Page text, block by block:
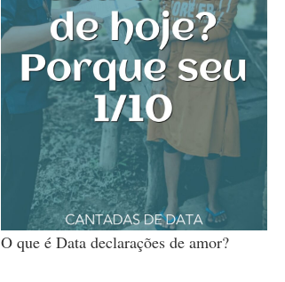
O que é Data declarações de amor?